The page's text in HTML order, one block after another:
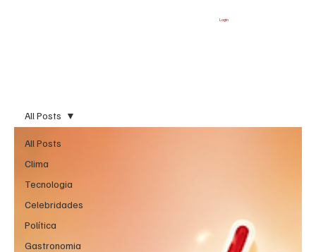
Login
All Posts
Clima
Tecnologia
Celebridades
Política
Gastronomia
All Posts